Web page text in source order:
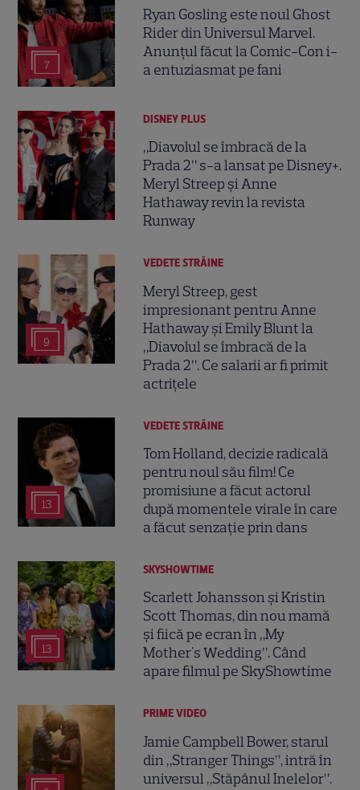
7
Ryan Gosling este noul Ghost
Rider din Universul Marvel.
Anunțul făcut la Comic-Con i-
a entuziasmat pe fani
DISNEY PLUS
„Diavolul se îmbracă de la
Prada 2” s-a lansat pe Disney+.
Meryl Streep și Anne
Hathaway revin la revista
Runway
9
VEDETE STRĂINE
Meryl Streep, gest
impresionant pentru Anne
Hathaway și Emily Blunt la
„Diavolul se îmbracă de la
Prada 2”. Ce salarii ar fi primit
actrițele
13
VEDETE STRĂINE
Tom Holland, decizie radicală
pentru noul său film! Ce
promisiune a făcut actorul
după momentele virale în care
a făcut senzație prin dans
13
SKYSHOWTIME
Scarlett Johansson și Kristin
Scott Thomas, din nou mamă
și fiică pe ecran în „My
Mother's Wedding”. Când
apare filmul pe SkyShowtime
PRIME VIDEO
Jamie Campbell Bower, starul
din „Stranger Things”, intră în
universul „Stăpânul Inelelor”.